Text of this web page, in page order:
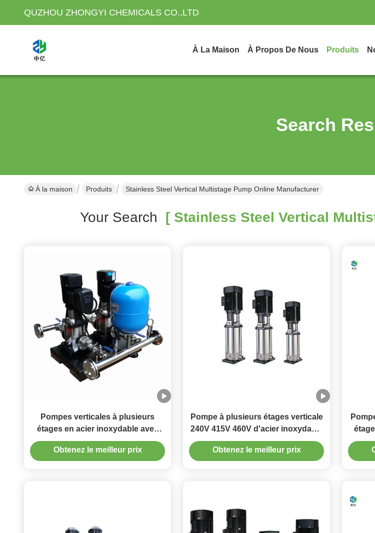
QUZHOU ZHONGYI CHEMICALS CO.,LTD
À La Maison À Propos De Nous Produits
Search
À la maison Produits Stainless Steel Vertical Multistage Pump Online Manufacturer
Your Search [ Stainless Steel Vertical
Pompes verticales à plusieurs
étages en acier inoxydable avec
classe d'isolation F
Obtenez le meilleur prix
Pompe à plusieurs étages verticale
240V 415V 460V d'acier inoxydable
de CDLF
Obtenez le meilleur prix